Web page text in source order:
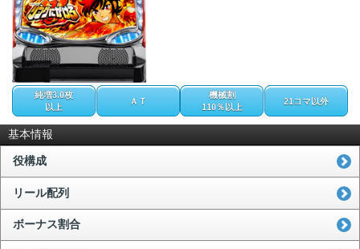
純増3.0枚
以上
ＡＴ
機械割
110％以上
21コマ以外
基本情報
役構成
リール配列
ボーナス割合